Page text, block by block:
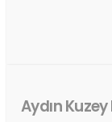
Aydın